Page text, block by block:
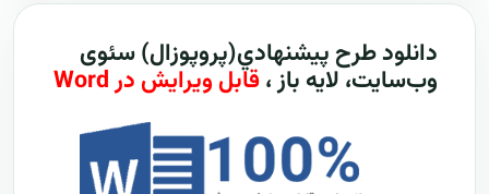
دانلود طرح پيشنهادي(پروپوزال) سئوی
وب‌سایت، لایه باز ،قابل ویرایش در Word